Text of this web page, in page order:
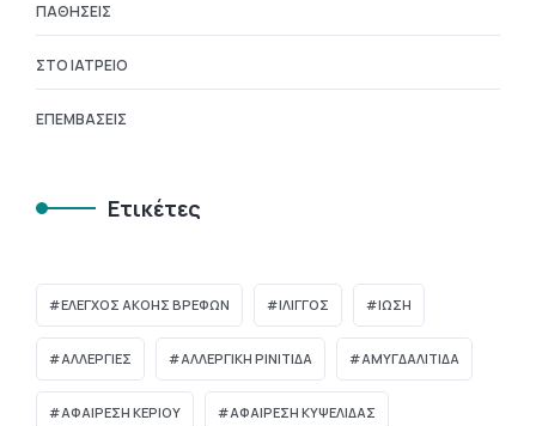
ΠΑΘΉΣΕΙΣ
ΣΤΟ ΙΑΤΡΕΊΟ
ΕΠΕΜΒΆΣΕΙΣ
Ετικέτες
ΈΛΕΓΧΟΣ ΑΚΟΉΣ ΒΡΕΦΏΝ ΊΛΙΓΓΟΣ ΊΩΣΗ
ΑΛΛΕΡΓΙΕΣ ΑΛΛΕΡΓΙΚΗ ΡΙΝΙΤΙΔΑ ΑΜΥΓΔΑΛΙΤΙΔΑ
ΑΦΑΙΡΕΣΗ ΚΕΡΙΟΥ ΑΦΑΙΡΕΣΗ ΚΥΨΕΛΙΔΑΣ